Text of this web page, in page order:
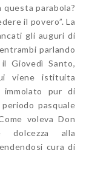
questa parabola?
il povero”. La
gli auguri di
parlando
Giovedì Santo,
viene istituita
immolato pur di
pasquale
voleva Don
dolcezza alla
cura di